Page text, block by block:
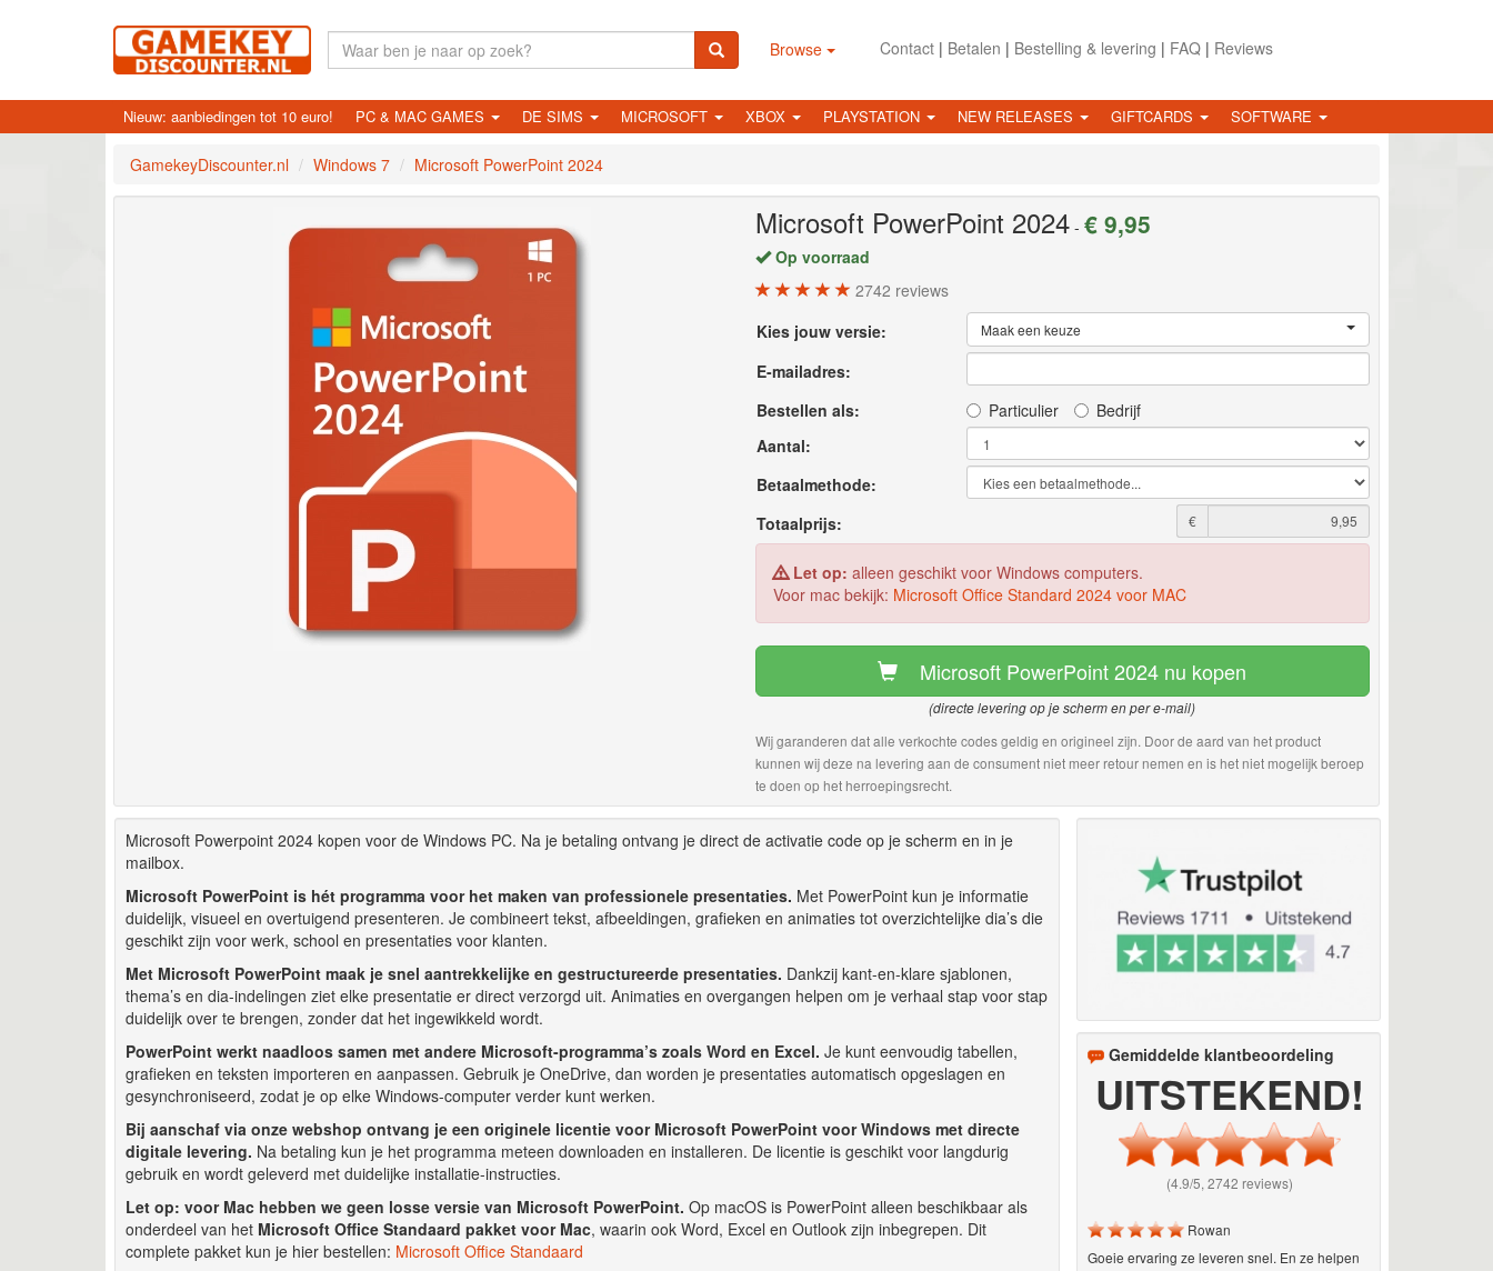
Browse Contact| Betalen | Bestelling & levering | FAQ| Reviews
Nieuw: aanbiedingen tot 10 euro! PC & MAC GAMES DE SIMS MICROSOFT XBOX PLAYSTATION NEW RELEASES GIFTCARDS SOFTWARE
GamekeyDiscounter.nl Windows 7 Microsoft PowerPoint 2024
Microsoft PowerPoint 2024 - € 9,95
Op voorraad
2742 reviews
Kies jouw versie:
Maak een keuze
E-mailadres:
Bestellen als:
Particulier
Bedrijf
Aantal:
Betaalmethode:
Totaalprijs:
€
Let op: alleen geschikt voor Windows computers.
Voor mac bekijk: Microsoft Office Standard 2024 voor MAC
Microsoft PowerPoint 2024 nu kopen
(directe levering op je scherm en per e-mail)
Wij garanderen dat alle verkochte codes geldig en origineel zijn. Door de aard van het product
kunnen wij deze na levering aan de consument niet meer retour nemen en is het niet mogelijk beroep
te doen op het herroepingsrecht.
Microsoft Powerpoint 2024 kopen voor de Windows PC. Na je betaling ontvang je direct de activatie code op je scherm en in je
mailbox.
Microsoft PowerPoint is hét programma voor het maken van professionele presentaties. Met PowerPoint kun je informatie
duidelijk, visueel en overtuigend presenteren. Je combineert tekst, afbeeldingen, grafieken en animaties tot overzichtelijke dia’s die
geschikt zijn voor werk, school en presentaties voor klanten.
Met Microsoft PowerPoint maak je snel aantrekkelijke en gestructureerde presentaties. Dankzij kant-en-klare sjablonen,
thema’s en dia-indelingen ziet elke presentatie er direct verzorgd uit. Animaties en overgangen helpen om je verhaal stap voor stap
duidelijk over te brengen, zonder dat het ingewikkeld wordt.
PowerPoint werkt naadloos samen met andere Microsoft-programma’s zoals Word en Excel. Je kunt eenvoudig tabellen,
grafieken en teksten importeren en aanpassen. Gebruik je OneDrive, dan worden je presentaties automatisch opgeslagen en
gesynchroniseerd, zodat je op elke Windows-computer verder kunt werken.
Bij aanschaf via onze webshop ontvang je een originele licentie voor Microsoft PowerPoint voor Windows met directe
digitale levering. Na betaling kun je het programma meteen downloaden en installeren. De licentie is geschikt voor langdurig
gebruik en wordt geleverd met duidelijke installatie-instructies.
Let op: voor Mac hebben we geen losse versie van Microsoft PowerPoint. Op macOS is PowerPoint alleen beschikbaar als
onderdeel van het Microsoft Office Standaard pakket voor Mac, waarin ook Word, Excel en Outlook zijn inbegrepen. Dit
complete pakket kun je hier bestellen: Microsoft Office Standaard
Gemiddelde klantbeoordeling
UITSTEKEND!
(4.9/5, 2742 reviews)
Rowan
Goeie ervaring ze leveren snel. En ze helpen